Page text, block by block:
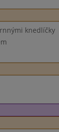
knedlíčky